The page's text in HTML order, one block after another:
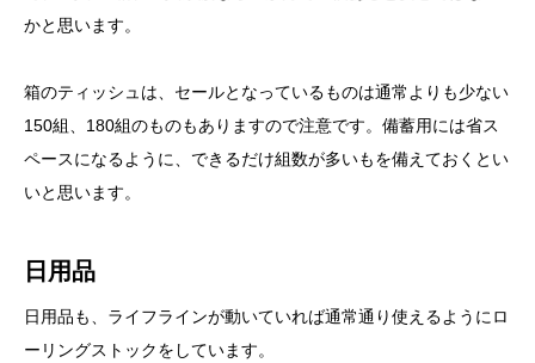
かと思います。
箱のティッシュは、セールとなっているものは通常よりも少ない
150組、180組のものもありますので注意です。備蓄用には省ス
ペースになるように、できるだけ組数が多いもを備えておくとい
いと思います。
日用品
日用品も、ライフラインが動いていれば通常通り使えるようにロ
ーリングストックをしています。